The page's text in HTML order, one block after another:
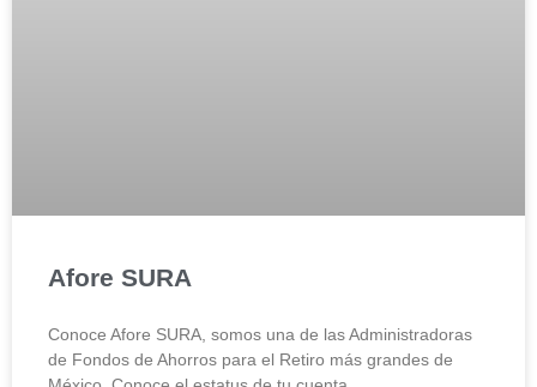
Afore SURA
Conoce Afore SURA, somos una de las Administradoras
de Fondos de Ahorros para el Retiro más grandes de